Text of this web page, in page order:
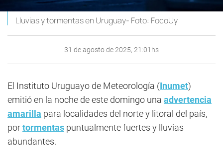
Lluvias y tormentas en Uruguay- Foto: FocoUy
31 de agosto de 2025, 21:01hs
El Instituto Uruguayo de Meteorología (Inumet)
emitió en la noche de este domingo una advertencia
amarilla para localidades del norte y litoral del país,
portormentas puntualmente fuertes y lluvias
abundantes.